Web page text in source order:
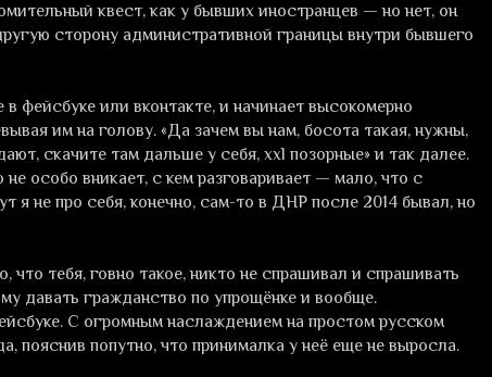
квест, как у бывших иностранцев — но нет, он
сторону административной границы внутри бывшего
фейсбуке или вконтакте, и начинает высокомерно
им на голову. «Да зачем вы нам, босота такая, нужны,
скачите там дальше у себя, xxl позорные» и так далее.
особо вникает, с кем разговаривает — мало, что с
я не про себя, конечно, сам-то в ДНР после 2014 бывал, но
тебя, говно такое, никто не спрашивал и спрашивать
давать гражданство по упрощёнке и вообще.
С огромным наслаждением на простом русском
пояснив попутно, что принималка у неё еще не выросла.